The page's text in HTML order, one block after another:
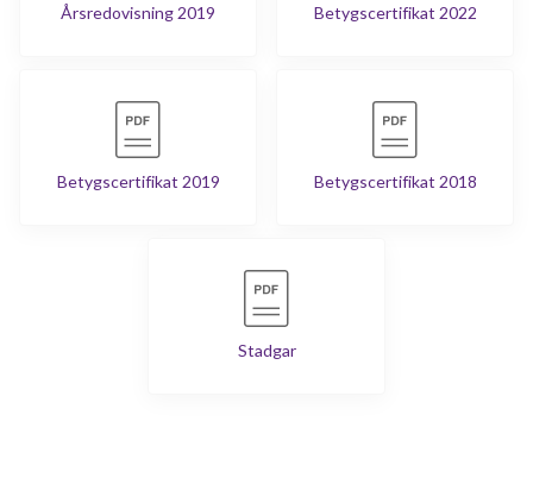
Årsredovisning 2019 Betygscertifikat 2022
Betygscertifikat 2019 Betygscertifikat 2018
Stadgar